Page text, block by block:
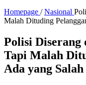
Homepage / Nasional
Malah Dituding
Polisi Diserang
Tapi Malah
Ada yang